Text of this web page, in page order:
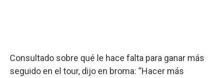
Consultado sobre qué le hace falta para ganar más
seguido en el tour, dijo en broma: “Hacer más